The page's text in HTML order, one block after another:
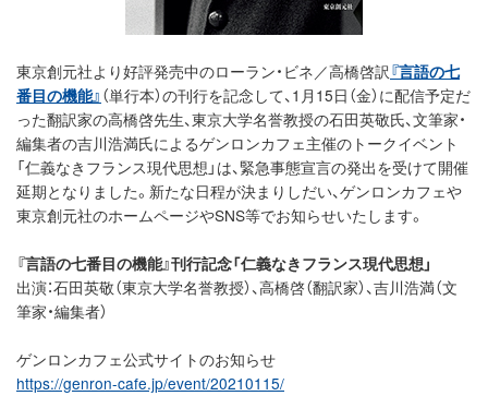
東京創元社より好評発売中のローラン・ビネ／高橋啓訳『言語の七
番目の機能』 （単行本）の刊行を記念して、1月15日（金）に配信予定だ
った翻訳家の高橋啓先生、東京大学名誉教授の石田英敬氏、文筆家・
編集者の吉川浩満氏によるゲンロンカフェ主催のトークイベント
「仁義なきフランス現代思想」は、緊急事態宣言の発出を受けて開催
延期となりました。新たな日程が決まりしだい、ゲンロンカフェや
東京創元社のホームページやSNS等でお知らせいたします。
『言語の七番目の機能』刊行記念「仁義なきフランス現代思想」
出演：石田英敬（東京大学名誉教授）、高橋啓（翻訳家）、吉川浩満（文
筆家・編集者）
ゲンロンカフェ公式サイトのお知らせ
https://genron-cafe.jp/event/20210115/